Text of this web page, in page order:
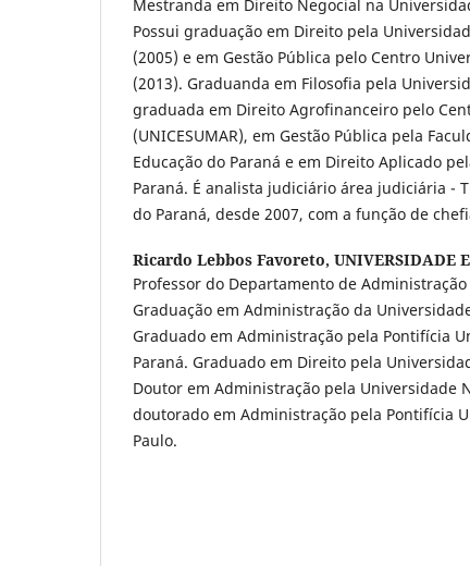
Mestranda em Direito Negocial na
Possui graduação em Direito pela
(2005) e em Gestão Pública pelo Centro
(2013). Graduanda em Filosofia pela
graduada em Direito Agrofinanceiro pelo
(UNICESUMAR), em Gestão Pública pela
Educação do Paraná e em Direito Aplicado
Paraná. É analista judiciário área judiciária -
do Paraná, desde 2007, com a função de
Ricardo Lebbos Favoreto, UNIVERSIDADE
Professor do Departamento de
Graduação em Administração da
Graduado em Administração pela Pontifícia
Paraná. Graduado em Direito pela
Doutor em Administração pela Universidade
doutorado em Administração pela Pontifícia
Paulo.